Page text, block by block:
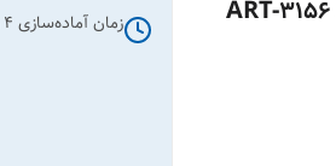
زمان آماده‌سازی 4